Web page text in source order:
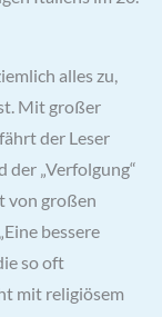
alles zu,
Mit großer
der Leser
der „Verfolgung“
von großen
bessere
so oft
mit religiösem